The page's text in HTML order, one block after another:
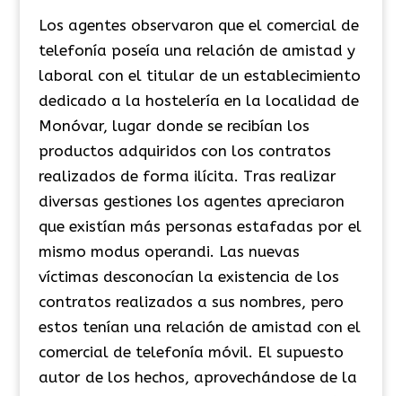
Los agentes observaron que el comercial de
telefonía poseía una relación de amistad y
laboral con el titular de un establecimiento
dedicado a la hostelería en la localidad de
Monóvar, lugar donde se recibían los
productos adquiridos con los contratos
realizados de forma ilícita. Tras realizar
diversas gestiones los agentes apreciaron
que existían más personas estafadas por el
mismo modus operandi. Las nuevas
víctimas desconocían la existencia de los
contratos realizados a sus nombres, pero
estos tenían una relación de amistad con el
comercial de telefonía móvil. El supuesto
autor de los hechos, aprovechándose de la